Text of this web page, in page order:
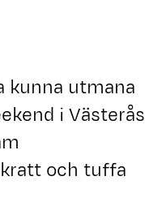
kunna utmana
i Västerås
och tuffa